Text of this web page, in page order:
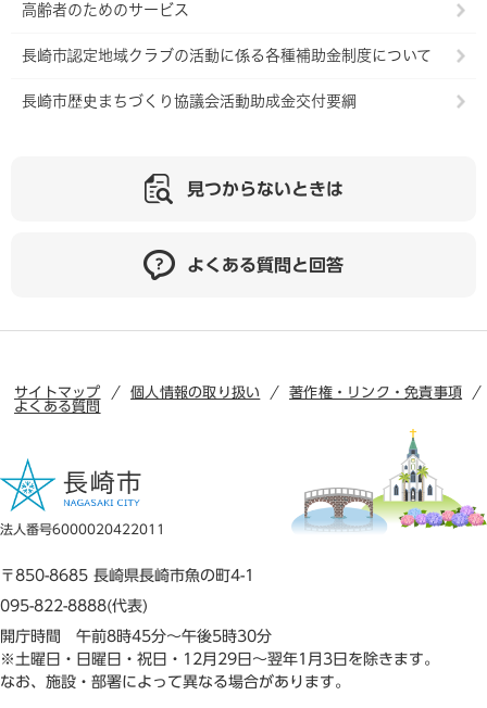
高齢者のためのサービス
長崎市認定地域クラブの活動に係る各種補助金制度について
長崎市歴史まちづくり協議会活動助成金交付要綱
見つからないときは
よくある質問と回答
サイトマップ 個人情報の取り扱い
著作権・リンク・免責事項
よくある質問
法人番号6000020422011
〒850-8685 長崎県長崎市魚の町4-1
095-822-8888(代表)
開庁時間 午前8時45分～午後5時30分
※土曜日・日曜日・祝日・12月29日～翌年1月3日を除きます。
なお、施設・部署によって異なる場合があります。